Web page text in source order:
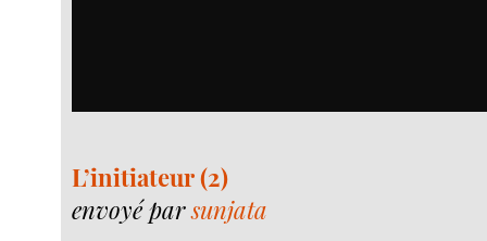
L’initiateur (2)
envoyé parsunjata